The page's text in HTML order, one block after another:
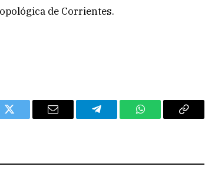
de Corrientes.
Twitter Email Telegram WhatsAppCopy